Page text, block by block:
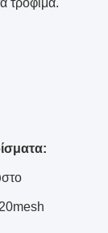
τρόφιμα.